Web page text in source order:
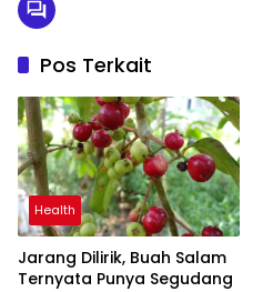
Pos Terkait
Health
Jarang Dilirik, Buah Salam
Ternyata Punya Segudang